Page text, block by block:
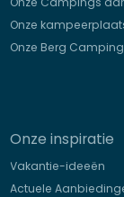
Onze
Onze Berg
Onze inspiratie
Vakantie-ideeën
Actuele